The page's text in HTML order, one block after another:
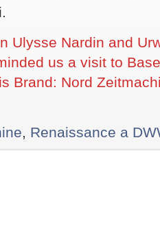
Ulysse Nardin and
us a visit to
Brand: Nord
Renaissance a